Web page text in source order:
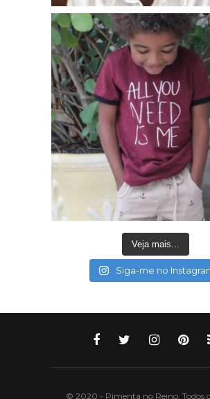
Veja mais...
Siga-me no
© 2020 - Pimenta no Reino. Todos